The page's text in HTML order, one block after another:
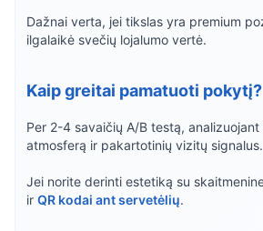
Dažnai verta, jei tikslas yra premium
ilgalaikė svečių lojalumo vertė.
Kaip greitai pamatuoti pokytį?
Per 2-4 savaičių A/B testą, analizuojant
atmosferą ir pakartotinių vizitų signalus.
Jei norite derinti estetiką su
ir QR kodai ant servetėlių.